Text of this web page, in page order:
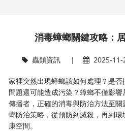
消毒蟑螂關鍵攻略：
蟲類資訊| 2025-
家裡突然出現蟑螂該如何處理？是
問題還可能造成污染？蟑螂不僅影
傳播者，正確的消毒與防治方法至
螂防治策略，從預防到滅殺，再到
康空間。